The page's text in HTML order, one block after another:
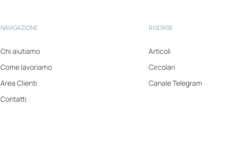
NAVIGAZIONE
Chi aiutiamo
Come lavoriamo
Area Clienti
Contatti
RISORSE
Articoli
Circolari
Canale Telegram